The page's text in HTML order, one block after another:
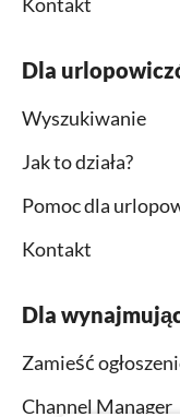
Dla
Wyszukiwanie
Jak to działa?
Pomoc dla
Kontakt
Dla
Zamieść
Channel Manager